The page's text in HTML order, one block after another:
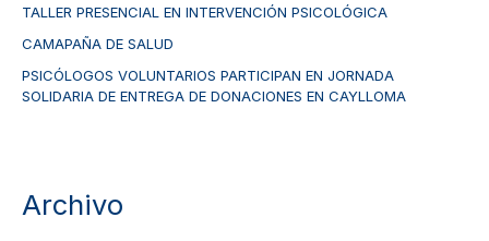
TALLER PRESENCIAL EN INTERVENCIÓN PSICOLÓGICA
CAMAPAÑA DE SALUD
PSICÓLOGOS VOLUNTARIOS PARTICIPAN EN JORNADA
SOLIDARIA DE ENTREGA DE DONACIONES EN CAYLLOMA
Archivo